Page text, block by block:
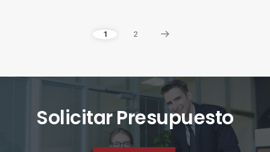
1 2
Solicitar Presupuesto